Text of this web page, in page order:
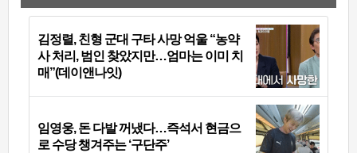
김정렬, 친형 군대 구타 사망 억울 “농약
사 처리, 범인 찾았지만…엄마는 이미 치
매”(데이앤나잇)
임영웅, 돈 다발 꺼냈다…즉석서 현금으
로 수당 챙겨주는 ‘구단주’